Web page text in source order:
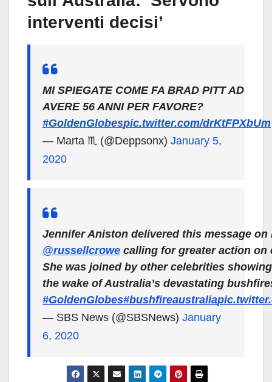
interventi decisi’
MI SPIEGATE COME FA BRAD PITT AD
AVERE 56 ANNI PER FAVORE?
#GoldenGlobespic.twitter.com/drKtFPXbUm
— Marta ♏ (@Deppsonx) January 5,
2020
Jennifer Aniston delivered this message on
@russellcrowe calling for greater action on
She was joined by other celebrities
the wake of Australia’s devastating
#GoldenGlobes#bushfireaustralia
— SBS News (@SBSNews) January
6, 2020